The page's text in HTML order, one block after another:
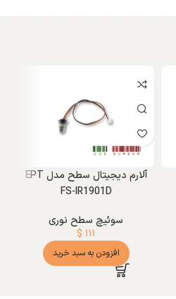
آلارم دیجیتال سطح مدل EPT
FS-IR1901D
سوئیچ سطح نوری
$ ۱۱۱
افزودن به سبد خرید